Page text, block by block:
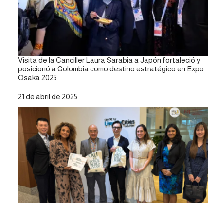
Visita de la Canciller Laura Sarabia a Japón fortaleció y
posicionó a Colombia como destino estratégico en Expo
Osaka 2025
Fecha
21 de abril de 2025